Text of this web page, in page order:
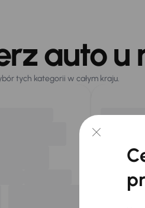
auto u
tych kategorii w całym kraju.